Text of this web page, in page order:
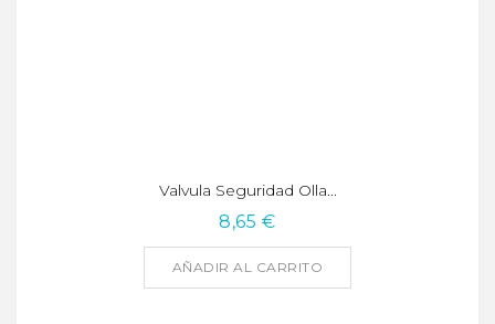
Valvula Seguridad Olla...
8,65 €
AÑADIR AL CARRITO